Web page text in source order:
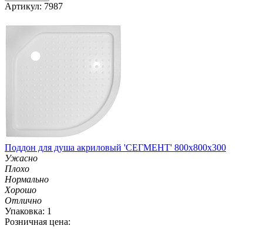
Артикул: 7987
Поддон для душа акриловый 'СЕГМЕНТ' 800х800х300
Ужасно
Плохо
Нормально
Хорошо
Отлично
Упаковка: 1
Розничная цена: